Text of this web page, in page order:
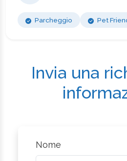
Parcheggio Pet
Invia una
Nome